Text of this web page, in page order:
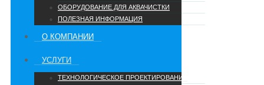
ОБОРУДОВАНИЕ ДЛЯ АКВАЧИСТКИ
ПОЛЕЗНАЯ ИНФОРМАЦИЯ
О КОМПАНИИ
УCЛУГИ
ТЕХНОЛОГИЧЕСКОЕ ПРОЕКТИРОВАНИЕ